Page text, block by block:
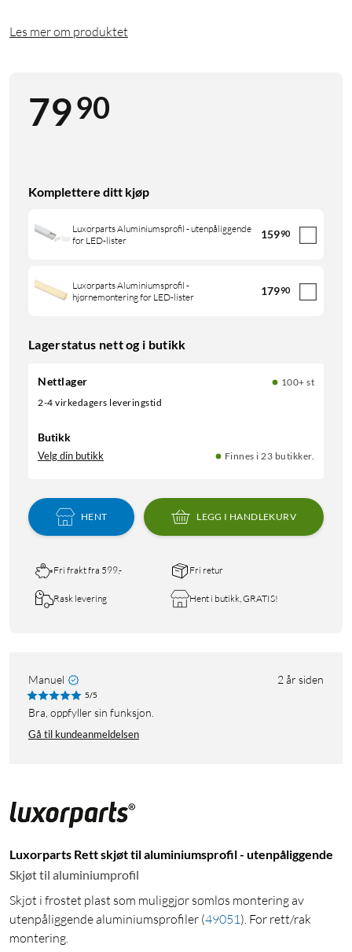
Les mer om produktet
7990
Komplettere ditt kjøp
Luxorparts Aluminiumsprofil - utenpåliggende
for LED-lister
15990
Luxorparts Aluminiumsprofil -
hjørnemontering for LED-lister
17990
Lagerstatus nett og i butikk
Nettlager
100+ st
2-4 virkedagers leveringstid
Butikk
Velg din butikk Finnes i 23 butikker.
HENT LEGG I HANDLEKURV
Fri frakt fra 599,- Fri retur
Rask levering Hent i butikk, GRATIS!
Manuel 2 år siden
5/5
Bra, oppfyller sin funksjon.
Gå til kundeanmeldelsen
Luxorparts Rett skjøt til aluminiumsprofil - utenpåliggende
Skjøt til aluminiumprofil
Skjøt i frostet plast som muliggjør sømløs montering av
utenpåliggende aluminiumsprofiler (49051). For rett/rak
montering.